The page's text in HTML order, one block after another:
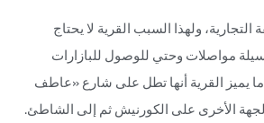
ولهذا السبب القرية لا يحتاج
مواصلات وحتي للوصول للبازارات
يميز القرية أنها تطل على شارع «عاطف
الأخرى على الكورنيش ثم إلى الشاطئ.